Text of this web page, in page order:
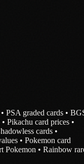
PSA graded cards •
Pikachu card prices •
cards •
• Pokemon card
Pokemon • Rainbow